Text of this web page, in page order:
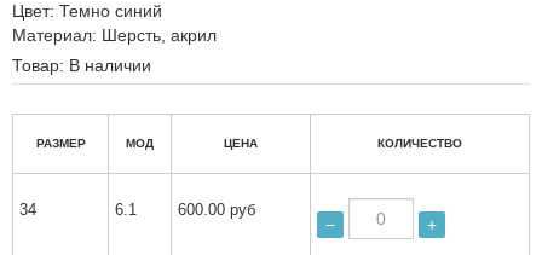
Цвет: Темно синий
Материал: Шерсть, акрил
Товар: В наличии
РАЗМЕР МОД ЦЕНА КОЛИЧЕСТВО
34 6.1 600.00 руб
− +